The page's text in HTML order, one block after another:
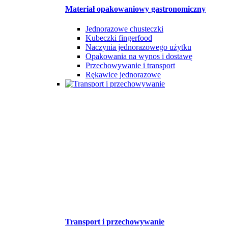
Materiał opakowaniowy gastronomiczny
Jednorazowe chusteczki
Kubeczki fingerfood
Naczynia jednorazowego użytku
Opakowania na wynos i dostawę
Przechowywanie i transport
Rękawice jednorazowe
Transport i przechowywanie